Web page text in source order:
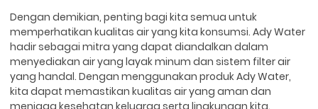
Dengan demikian, penting bagi kita semua untuk
memperhatikan kualitas air yang kita konsumsi. Ady Water
hadir sebagai mitra yang dapat diandalkan dalam
menyediakan air yang layak minum dan sistem filter air
yang handal. Dengan menggunakan produk Ady Water,
kita dapat memastikan kualitas air yang aman dan
menjaga kesehatan keluarga serta lingkungan kita.